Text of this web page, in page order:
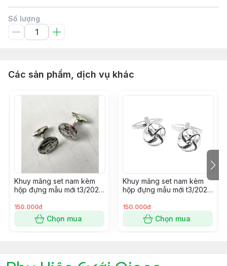
Số lượng
Các sản phẩm, dịch vụ khác
Khuy măng set nam kèm
hộp đựng mẫu mới t3/2024
150.000đ
Chọn mua
Khuy măng set nam kèm
hộp đựng mẫu mới t3/2024
150.000đ
Chọn mua